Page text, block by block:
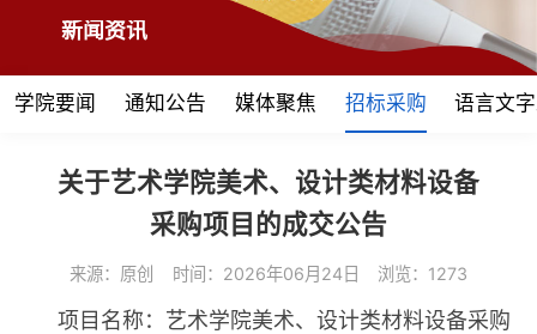
新闻资讯
学院要闻 通知公告 媒体聚焦 招标采购 语言文
关于艺术学院美术、设计类材料设备
采购项目的成交公告
来源：原创 时间：2026年06月24日 浏览：1273
项目名称：艺术学院美术、设计类材料设备采购